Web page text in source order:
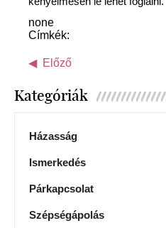
none
Címkék:
Előző
Kategóriák
Házasság
Ismerkedés
Párkapcsolat
Szépségápolás